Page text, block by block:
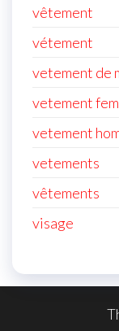
vêtement
vétement
vetement de
vetement
vetement
vetements
vêtements
visage